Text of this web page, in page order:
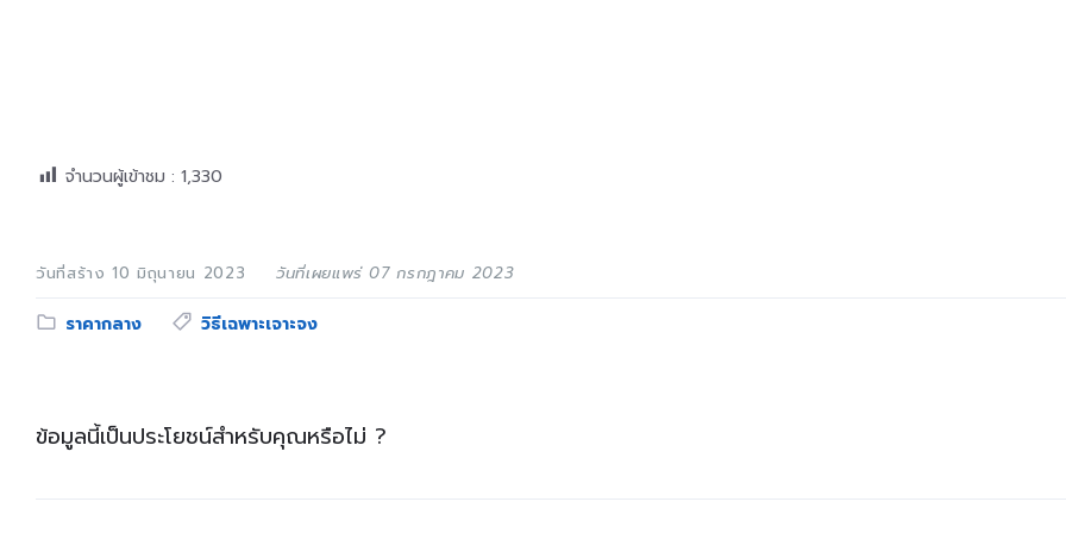
จำนวนผู้เข้าชม : 1,330
วันที่สร้าง 10 มิถุนายน 2023 วันที่เผยแพร่ 07 กรกฎาคม 2023
Category:
ราคากลาง Tags:
วิธีเฉพาะเจาะจง
ข้อมูลนี้เป็นประโยชน์สำหรับคุณหรือไม่ ?